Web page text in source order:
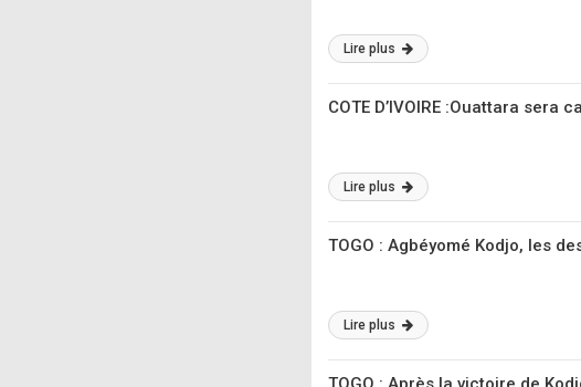
Lire plus
COTE D’IVOIRE :Ouattara sera
Lire plus
TOGO : Agbéyomé Kodjo, les
Lire plus